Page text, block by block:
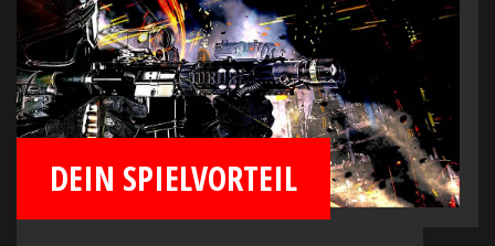
DEIN SPIELVORTEIL